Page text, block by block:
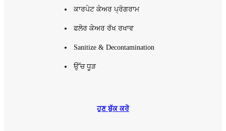
ਹੁਣ ਬੁੱਕ ਕਰੋ
ਕਾਰਪੇਟ ਕੇਅਰ ਪ੍ਰੋਗਰਾਮ
ਫਲੋਰ ਕੇਅਰ ਰੱਖ ਰਖਾਵ
Sanitize & Decontamination
ਉੱਚ ਧੂੜ